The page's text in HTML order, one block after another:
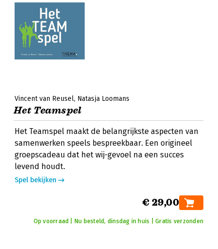
Vincent van Reusel Natasja Loomans
Het Teamspel
Het Teamspel maakt de belangrijkste aspecten van
samenwerken speels bespreekbaar. Een origineel
groepscadeau dat het wij-gevoel na een succes
levend houdt.
Spel bekijken
€ 29,00
Op voorraad | Nu besteld, dinsdag in huis | Gratis verzonden